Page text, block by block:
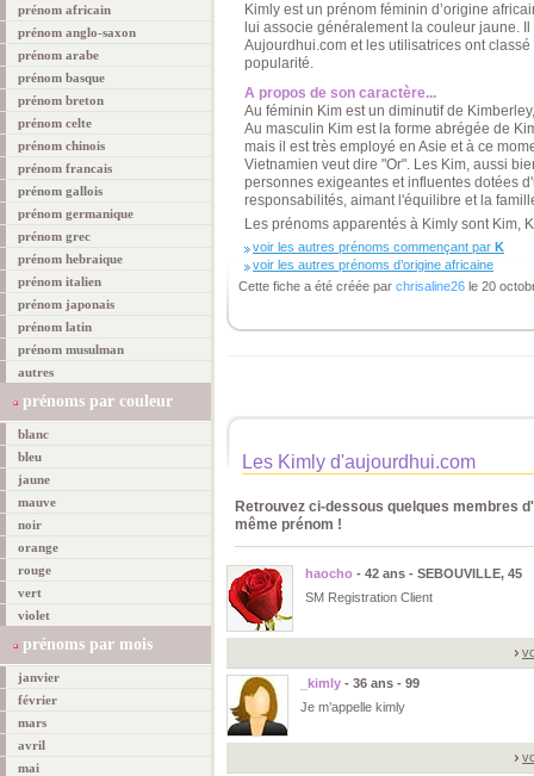
prénom africain
prénom anglo-saxon
prénom arabe
prénom basque
prénom breton
prénom celte
prénom chinois
prénom francais
prénom gallois
prénom germanique
prénom grec
prénom hebraique
prénom italien
prénom japonais
prénom latin
prénom musulman
autres
prénoms par couleur
blanc
bleu
jaune
mauve
noir
orange
rouge
vert
violet
prénoms par mois
janvier
février
mars
avril
mai
Kimly est un prénom féminin d’origine
lui associe généralement la couleur jaune.
Aujourdhui.com et les utilisatrices ont
popularité.
A propos de son caractère...
Au féminin Kim est un diminutif de
Au masculin Kim est la forme abrégée de
mais il est très employé en Asie et à ce
Vietnamien veut dire "Or". Les Kim, aussi
personnes exigeantes et influentes dotées
responsabilités, aimant l'équilibre et la
Les prénoms apparentés à Kimly sont Kim,
voir les autres prénoms commençant par K
voir les autres prénoms d’origine africaine
Cette fiche a été créée par chrisaline26 le 20
Les Kimly d'aujourdhui.com
Retrouvez ci-dessous quelques membres
même prénom !
haocho - 42 ans - SEBOUVILLE, 45
SM Registration Client
_kimly - 36 ans - 99
Je m’appelle kimly